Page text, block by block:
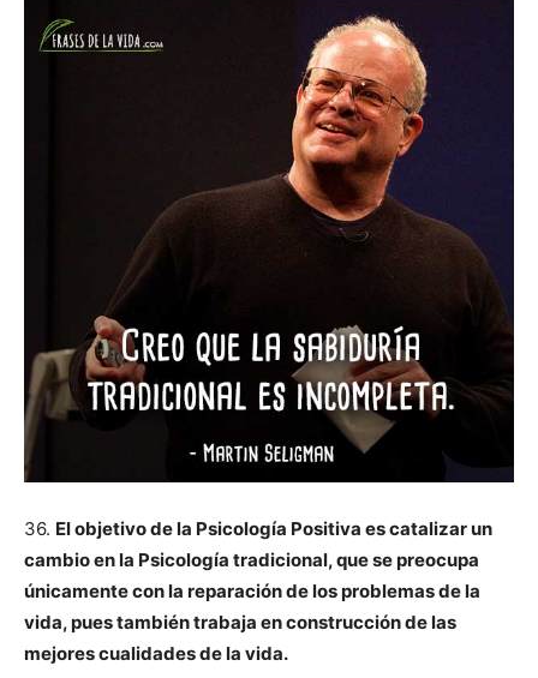
36. El objetivo de la Psicología Positiva es catalizar un
cambio en la Psicología tradicional, que se preocupa
únicamente con la reparación de los problemas de la
vida, pues también trabaja en construcción de las
mejores cualidades de la vida.